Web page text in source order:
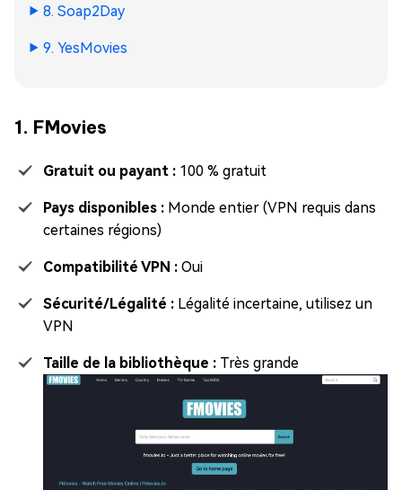
8. Soap2Day
9. YesMovies
1. FMovies
Gratuit ou payant : 100 % gratuit
Pays disponibles : Monde entier (VPN requis dans
certaines régions)
Compatibilité VPN : Oui
Sécurité/Légalité : Légalité incertaine, utilisez un
VPN
Taille de la bibliothèque : Très grande